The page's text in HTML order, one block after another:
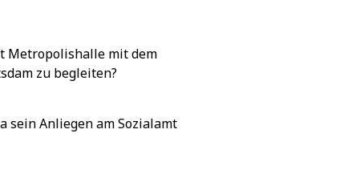
Metropolishalle mit dem
zu begleiten?
sein Anliegen am Sozialamt